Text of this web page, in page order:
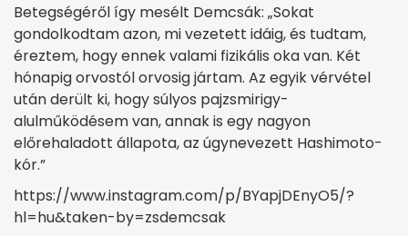
Betegségéről így mesélt Demcsák: „Sokat
gondolkodtam azon, mi vezetett idáig, és tudtam,
éreztem, hogy ennek valami fizikális oka van. Két
hónapig orvostól orvosig jártam. Az egyik vérvétel
után derült ki, hogy súlyos pajzsmirigy-
alulműködésem van, annak is egy nagyon
előrehaladott állapota, az úgynevezett Hashimoto-
kór.”
https://www.instagram.com/p/BYapjDEnyO5/?
hl=hu&taken-by=zsdemcsak